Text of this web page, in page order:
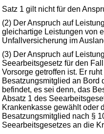
Satz 1 gilt nicht für den
(2) Der Anspruch auf
gleichartige Leistungen von
Unfallversicherung im
(3) Der Anspruch auf
Seearbeitsgesetz für den
Vorsorge getroffen ist. Er
Besatzungsmitglied an Bord
befindet, es sei denn, das
Absatz 1 des
Krankenkasse gewählt oder
Besatzungsmitglied nach §
Seearbeitsgesetzes an die